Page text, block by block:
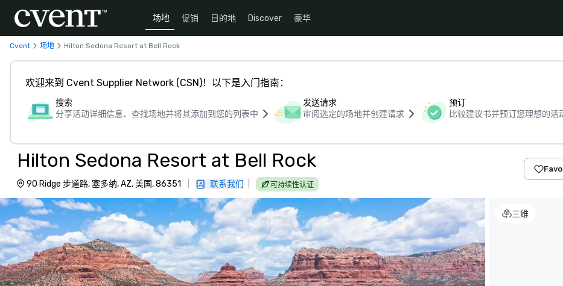
场地 促销 目的地 Discover 豪华
Cvent 场地 Hilton Sedona Resort at Bell Rock
欢迎来到 Cvent Supplier Network (CSN)！以下是入门指南：
搜索
分享活动详细信息、查找场地并将其添加到您的列表中
发送请求
审阅选定的场地并创建请求
预订
比较建议书并预订您理想的活
Hilton Sedona Resort at Bell Rock
90 Ridge 步道路, 塞多纳, AZ, 美国, 86351 联系我们 可持续性认证
三维